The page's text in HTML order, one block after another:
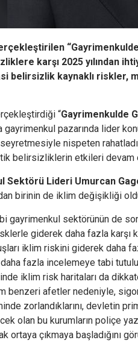
karşı 2025 yılından
belirsizlik kaynaklı riskler,
“Gayrimenkulde
gayrimenkul pazarında lider
nispeten
belirsizliklerin etkileri devam
Sektörü Lideri Umurcan
birinin de iklim değişikliği
gayrimenkul sektörünün de
giderek daha fazla karşı
iklim riskini giderek daha
fazla incelemeye tabi
iklim risk haritaları da dikkate
benzeri afetler nedeniyle,
zorlandıklarını, devletin
olan bu kurumların poliçe
ortaya çıkmaya başladığını